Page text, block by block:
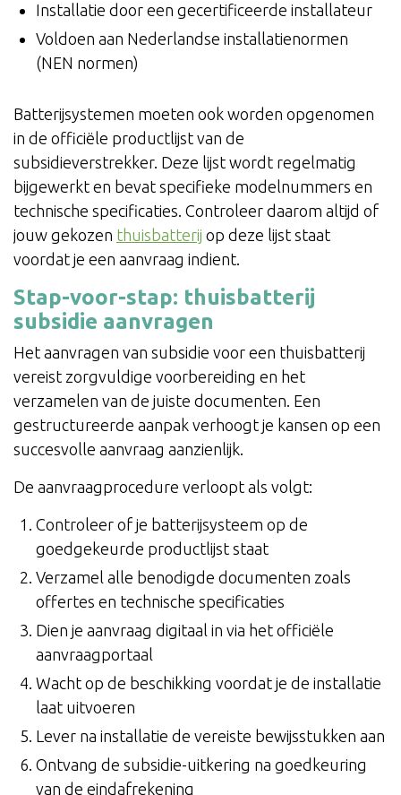
Installatie door een gecertificeerde installateur
Voldoen aan Nederlandse installatienormen
(NEN normen)
Batterijsystemen moeten ook worden opgenomen
in de officiële productlijst van de
subsidieverstrekker. Deze lijst wordt regelmatig
bijgewerkt en bevat specifieke modelnummers en
technische specificaties. Controleer daarom altijd of
jouw gekozen thuisbatterij op deze lijst staat
voordat je een aanvraag indient.
Stap-voor-stap: thuisbatterij
subsidie aanvragen
Het aanvragen van subsidie voor een thuisbatterij
vereist zorgvuldige voorbereiding en het
verzamelen van de juiste documenten. Een
gestructureerde aanpak verhoogt je kansen op een
succesvolle aanvraag aanzienlijk.
De aanvraagprocedure verloopt als volgt:
Controleer of je batterijsysteem op de
goedgekeurde productlijst staat
Verzamel alle benodigde documenten zoals
offertes en technische specificaties
Dien je aanvraag digitaal in via het officiële
aanvraagportaal
Wacht op de beschikking voordat je de installatie
laat uitvoeren
Lever na installatie de vereiste bewijsstukken aan
Ontvang de subsidie-uitkering na goedkeuring
van de eindafrekening